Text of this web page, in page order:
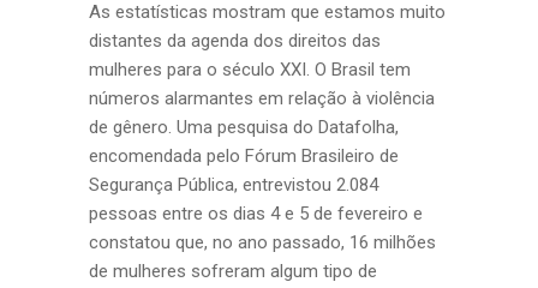
As estatísticas mostram que estamos muito
distantes da agenda dos direitos das
mulheres para o século XXI. O Brasil tem
números alarmantes em relação à violência
de gênero. Uma pesquisa do Datafolha,
encomendada pelo Fórum Brasileiro de
Segurança Pública, entrevistou 2.084
pessoas entre os dias 4 e 5 de fevereiro e
constatou que, no ano passado, 16 milhões
de mulheres sofreram algum tipo de